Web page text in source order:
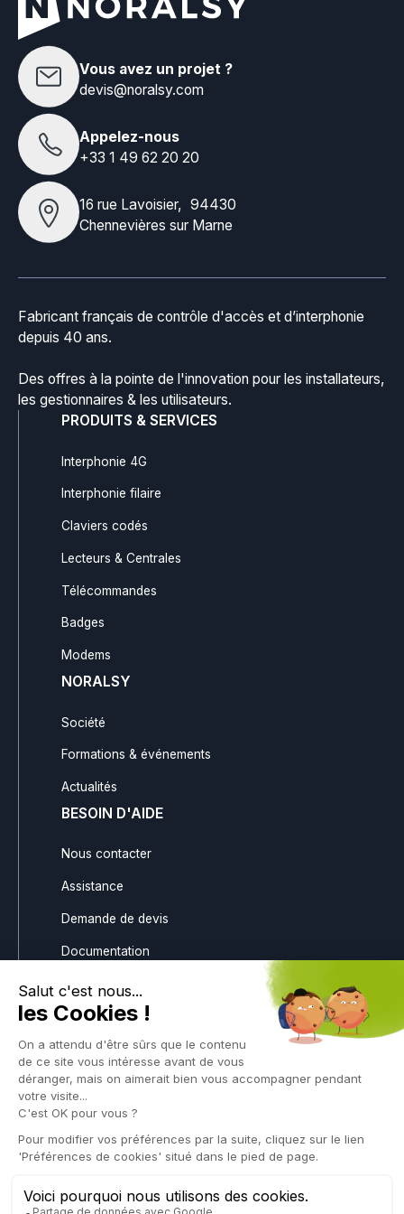
Vous avez un projet ?
devis@noralsy.com
Appelez-nous
+33 1 49 62 20 20
16 rue Lavoisier, 94430
Chennevières sur Marne
Fabricant français de contrôle d'accès et d’interphonie
depuis 40 ans.
Des offres à la pointe de l'innovation pour les installateurs,
les gestionnaires & les utilisateurs.
PRODUITS & SERVICES
Interphonie 4G
Interphonie filaire
Claviers codés
Lecteurs & Centrales
Télécommandes
Badges
Modems
NORALSY
Société
Formations & événements
Actualités
BESOIN D'AIDE
Nous contacter
Assistance
Demande de devis
Documentation
Téléchargements
Gestion des avoirs
Politique de confidentialité Application portaphone
Politique vulnérabilités
Mentions légales
SUIVEZ-NOUS